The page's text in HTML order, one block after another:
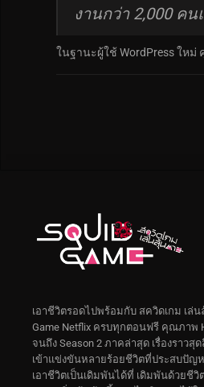
งานกว่า 2,000 ค
ในฐานะผู้ใช้ WordPress ให
เอาชีวิตรอดไปพร้อมกับ สควิดเกม เล่
Game Netflix ครบทุกตอนฟรี คุณภาพ
จนถึง Season 2 ภาคล่าสุด เรื่องราวสุ
เข้าแข่งขันหลายร้อยชีวิตที่ประสบปัญห
เอาชีวิตเป็นเดิมพันได้ที่ เดิมพันด้วยชีวิ